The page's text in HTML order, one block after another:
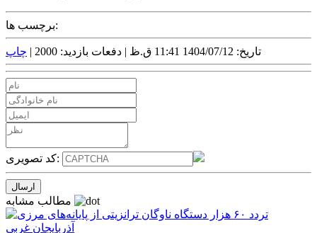
برچسب ها:
تاریخ: 1404/07/12 11:41 ق.ظ | دفعات بازدید: 2000 | چاپ
کد تصویری: